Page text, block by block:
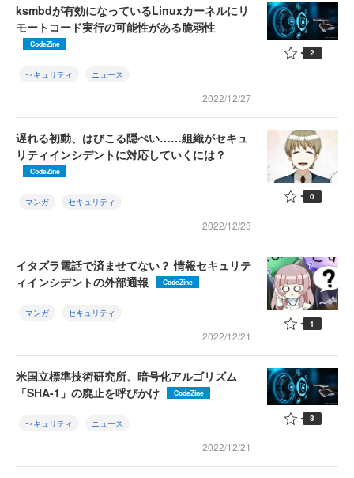
ksmbdが有効になっているLinuxカーネルにリ
モートコード実行の可能性がある脆弱性
CodeZine
セキュリティ ニュース
2022/12/27
2
遅れる初動、はびこる隠ぺい……組織がセキュ
リティインシデントに対応していくには？
CodeZine
マンガ セキュリティ
2022/12/23
0
イタズラ電話で済ませてない？ 情報セキュリテ
ィインシデントの外部通報
CodeZine
マンガ セキュリティ
2022/12/21
1
米国立標準技術研究所、暗号化アルゴリズム
「SHA-1」の廃止を呼びかけ
CodeZine
セキュリティ ニュース
2022/12/21
3